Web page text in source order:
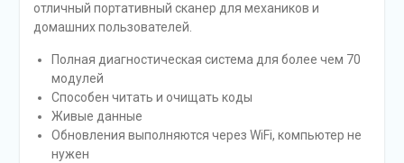
отличный портативный сканер для механиков и
домашних пользователей.
Полная диагностическая система для более чем 70
модулей
Способен читать и очищать коды
Живые данные
Обновления выполняются через WiFi, компьютер не
нужен